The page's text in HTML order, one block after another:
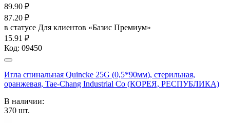
89.90 ₽
87.20 ₽
в статусе Для клиентов «Базис Премиум»
15.91 ₽
Код: 09450
Игла спинальная Quincke 25G (0,5*90мм), стерильная,
оранжевая, Tae-Chang Industrial Co (КОРЕЯ, РЕСПУБЛИКА)
В наличии:
370 шт.